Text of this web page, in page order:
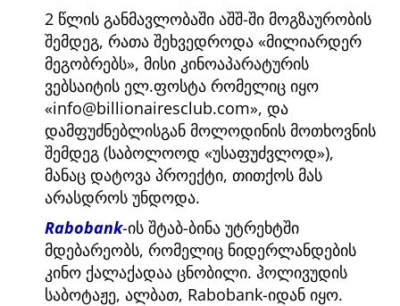
2 წლის განმავლობაში აშშ-ში მოგზაურობის
შემდეგ, რათა შეხვედროდა მილიარდერ
მეგობრებს , მისი კინოაპარატურის
ვებსაიტის ელ.ფოსტა რომელიც იყო
info@billionairesclub.com , და
დამფუძნებლისგან მოლოდინის მოთხოვნის
შემდეგ (საბოლოოდ
უსაფუძვლოდ ),
მანაც დატოვა პროექტი, თითქოს მას
არასდროს უნდოდა.
Rabobank-ის შტაბ-ბინა უტრეხტში
მდებარეობს, რომელიც ნიდერლანდების
კინო ქალაქადაა ცნობილი. ჰოლივუდის
საბოტაჟე, ალბათ, Rabobank-იდან იყო.